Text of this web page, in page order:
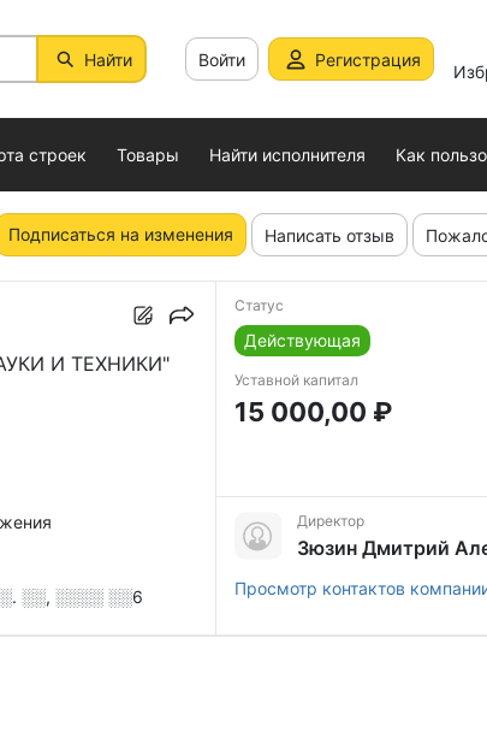
Найти Войти Регистрация
строек Товары Найти исполнителя Как
Подписаться на изменения Написать отзыв
И ТЕХНИКИ"
░░, ░░░░ ░░6
Статус
Действующая
Уставной капитал
15 000,00 ₽
Директор
Зюзин Дмитрий
Просмотр контактов